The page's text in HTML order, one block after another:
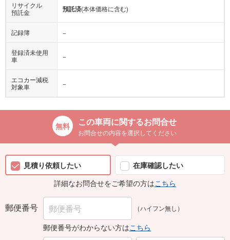
リサイクル
預託金
預託済(本体価格に含む)
記録簿 −
登録済未使用
車
−
エコカー減税
対象車
−
この車両に関するお問合せ
お問合せの内容を選択してください
見積り依頼したい
在庫確認したい
詳細なお問合せをご希望の方はこちら
郵便番号 （ハイフン無し）
郵便番号がわからない方はこちら